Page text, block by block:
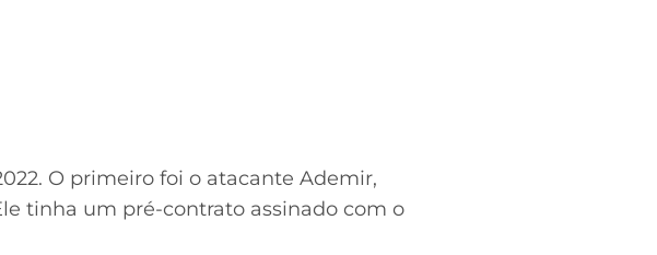
O primeiro foi o atacante Ademir,
tinha um pré-contrato assinado com o